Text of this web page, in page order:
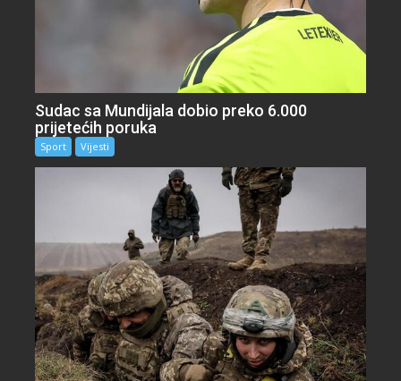
Sudac sa Mundijala dobio preko 6.000
prijetećih poruka
Sport Vijesti